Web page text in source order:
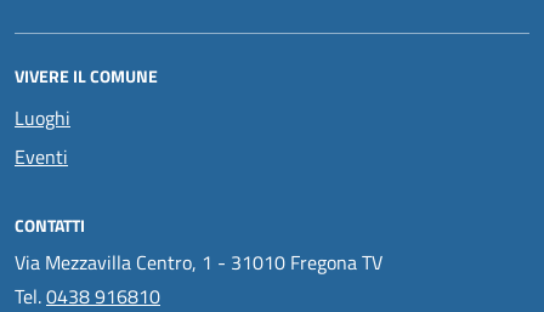
VIVERE IL COMUNE
Luoghi
Eventi
CONTATTI
Via Mezzavilla Centro, 1 - 31010 Fregona TV
Tel.0438 916810